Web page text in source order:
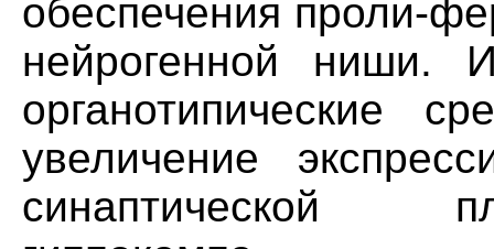
обеспечения проли-
нейрогенной ниши.
органотипические
увеличение
синаптической